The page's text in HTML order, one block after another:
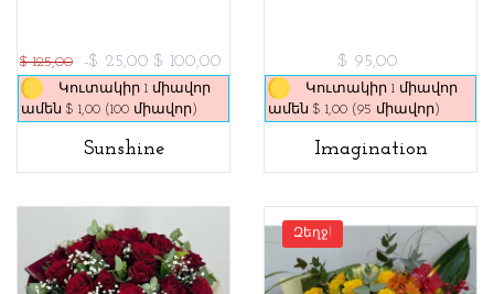
$ 125,00 -$ 25,00 $ 100,00
Կուտակիր 1 միավոր
ամեն $ 1,00 (100 միավոր)
Sunshine
$ 95,00
Կուտակիր 1 միավոր
ամեն $ 1,00 (95 միավոր)
Imagination
Զեղջ!